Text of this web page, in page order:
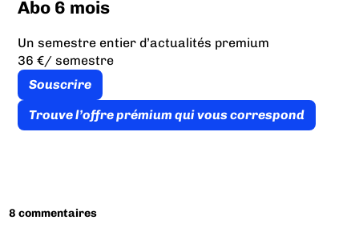
Abo 6 mois
Un semestre entier d’actualités premium
36 €/ semestre
Souscrire
Trouve l’offre prémium qui vous correspond
8 commentaires